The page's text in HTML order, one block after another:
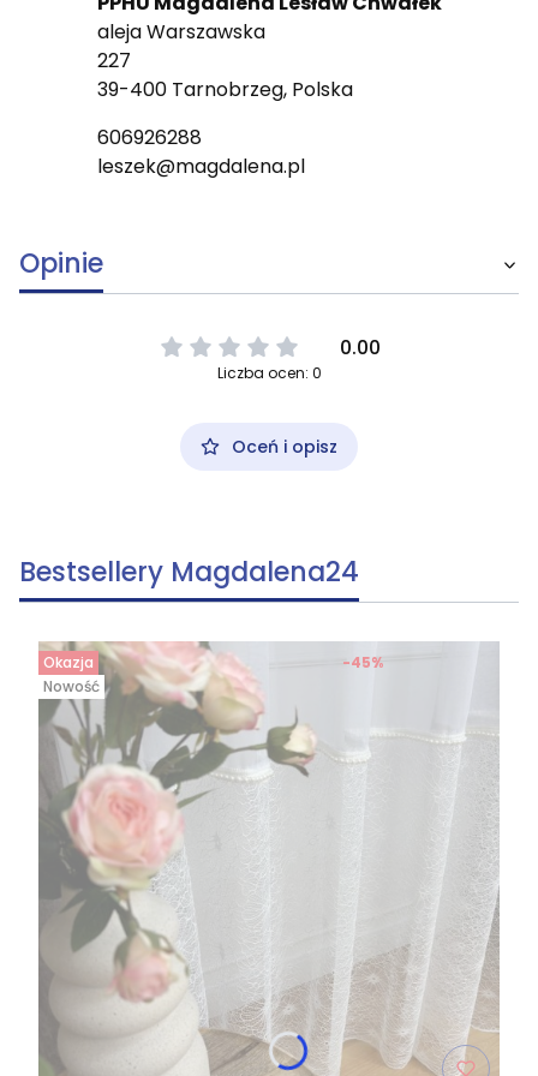
aleja Warszawska
227
39-400 Tarnobrzeg, Polska
606926288
leszek@magdalena.pl
Opinie
0.00
Liczba ocen: 0
Oceń i opisz
Bestsellery Magdalena24
Okazja
Nowość
-45%